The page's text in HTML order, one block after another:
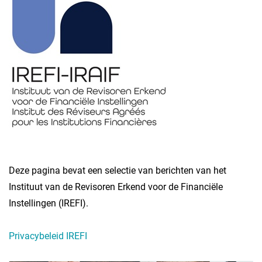
Deze pagina bevat een selectie van berichten van het
Instituut van de Revisoren Erkend voor de Financiële
Instellingen (IREFI).
Privacybeleid IREFI